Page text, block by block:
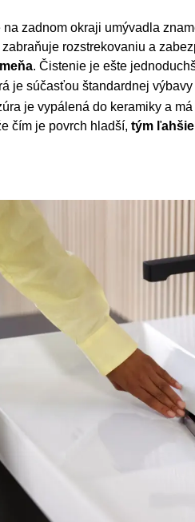
zadnom okraji umývadla
rozstrekovaniu a
. Čistenie je ešte
je súčasťou štandardnej
je vypálená do keramiky a
čím je povrch hladší, tým